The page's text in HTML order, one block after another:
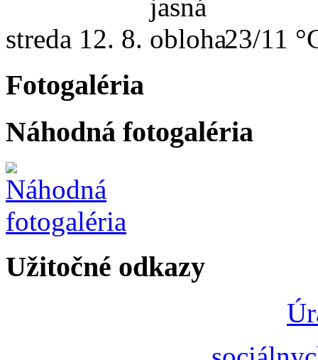
streda 12. 8. 23/11
Fotogaléria
Náhodná fotogaléria
Užitočné odkazy